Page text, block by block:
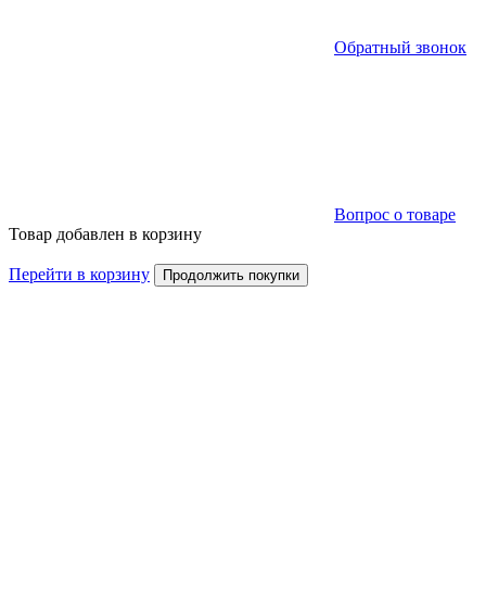
Обратный звонок
Вопрос о товаре
Товар добавлен в корзину
Перейти в корзину Продолжить покупки